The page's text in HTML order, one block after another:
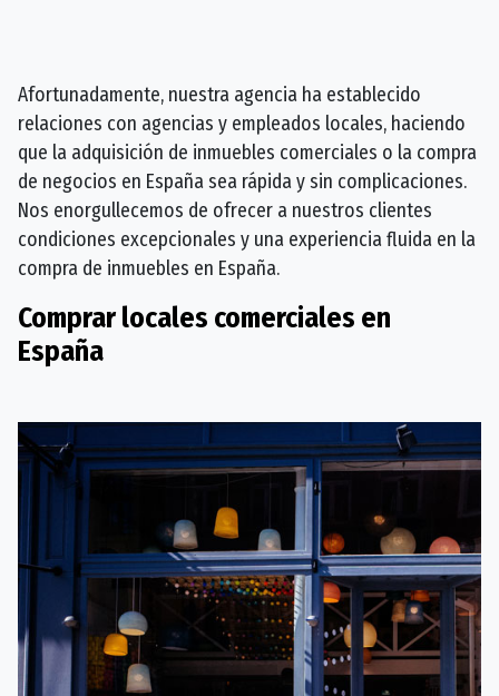
Afortunadamente, nuestra agencia ha establecido
relaciones con agencias y empleados locales, haciendo
que la adquisición de inmuebles comerciales o la compra
de negocios en España sea rápida y sin complicaciones.
Nos enorgullecemos de ofrecer a nuestros clientes
condiciones excepcionales y una experiencia fluida en la
compra de inmuebles en España.
Comprar locales comerciales en
España